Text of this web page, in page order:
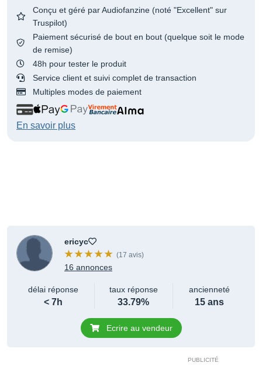
Conçu et géré par Audiofanzine (noté "Excellent" sur
Truspilot)
Paiement sécurisé de bout en bout (quelque soit le mode
de remise)
48h pour tester le produit
Service client et suivi complet de transaction
Multiples modes de paiement
En savoir plus
ericyc
(17 avis)
16 annonces
délai réponse
< 7h
taux réponse
33.79%
ancienneté
15 ans
Ecrire au vendeur